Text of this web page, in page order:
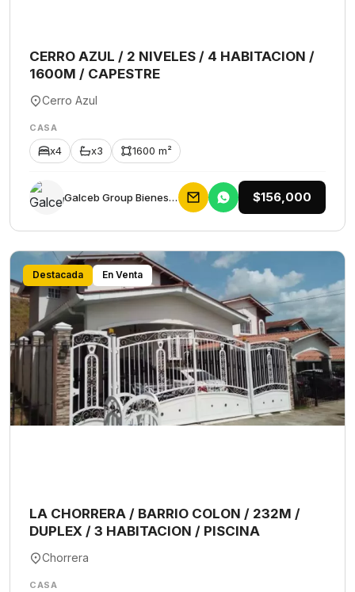
CERRO AZUL / 2 NIVELES / 4 HABITACION /
1600M / CAPESTRE
Cerro Azul
CASA
x4 x3 1600 m²
Galceb Group Bienes Raices $156,000
Destacada En Venta
LA CHORRERA / BARRIO COLON / 232M /
DUPLEX / 3 HABITACION / PISCINA
Chorrera
CASA